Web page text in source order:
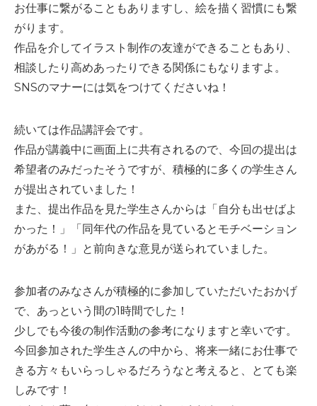
お仕事に繋がることもありますし、絵を描く習慣にも繋
がります。
作品を介してイラスト制作の友達ができることもあり、
相談したり高めあったりできる関係にもなりますよ。
SNSのマナーには気をつけてくださいね！
続いては作品講評会です。
作品が講義中に画面上に共有されるので、今回の提出は
希望者のみだったそうですが、積極的に多くの学生さん
が提出されていました！
また、提出作品を見た学生さんからは「自分も出せばよ
かった！」「同年代の作品を見ているとモチベーション
があがる！」と前向きな意見が送られていました。
参加者のみなさんが積極的に参加していただいたおかげ
で、あっという間の1時間でした！
少しでも今後の制作活動の参考になりますと幸いです。
今回参加された学生さんの中から、将来一緒にお仕事で
きる方々もいらっしゃるだろうなと考えると、とても楽
しみです！